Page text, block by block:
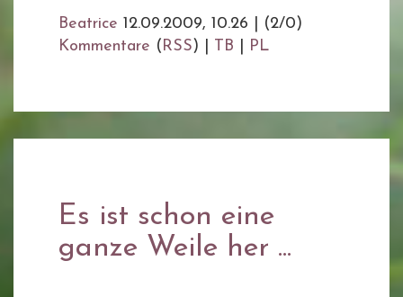
Beatrice 12.09.2009, 10.26
(2/0)
Kommentare (RSS) | TB PL
Es ist schon eine
ganze Weile her ...